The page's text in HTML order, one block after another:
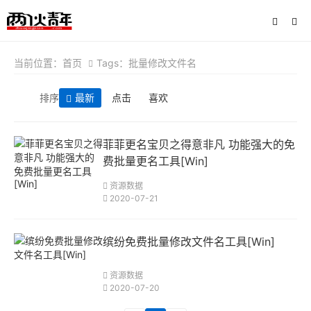
当前位置： 首页 Tags：批量修改文件名
排序 最新 点击 喜欢
菲菲更名宝贝之得意非凡 功能强大的免
费批量更名工具[Win]
资源数据
2020-07-21
缤纷免费批量修改文件名工具[Win]
资源数据
2020-07-20